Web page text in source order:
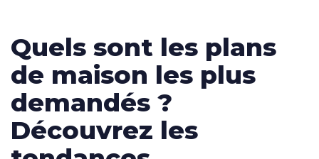
Quels sont les plans
de maison les plus
demandés ?
Découvrez les